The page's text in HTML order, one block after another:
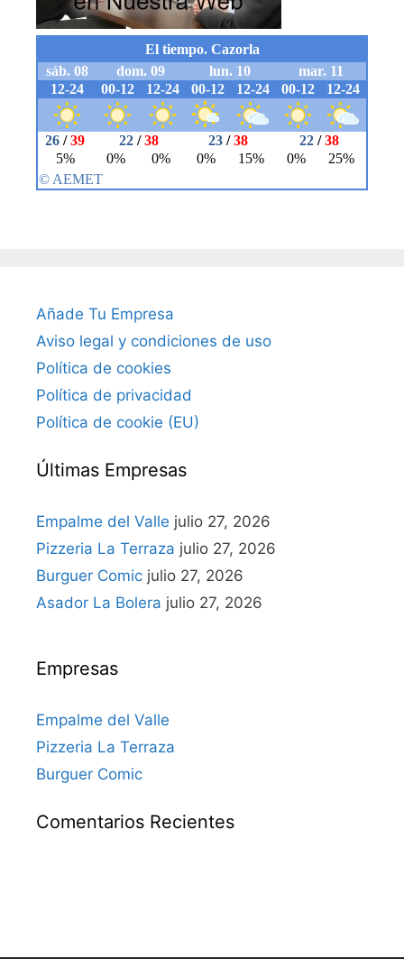
Añade Tu Empresa
Aviso legal y condiciones de uso
Política de cookies
Política de privacidad
Política de cookie (EU)
Últimas Empresas
Empalme del Valle julio 27, 2026
Pizzeria La Terraza julio 27, 2026
Burguer Comic julio 27, 2026
Asador La Bolera julio 27, 2026
Empresas
Empalme del Valle
Pizzeria La Terraza
Burguer Comic
Comentarios Recientes